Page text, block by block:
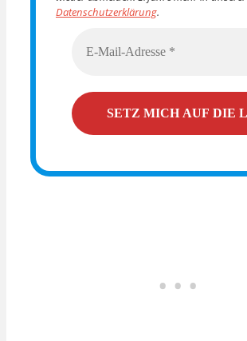
Datenschutzerklärung.